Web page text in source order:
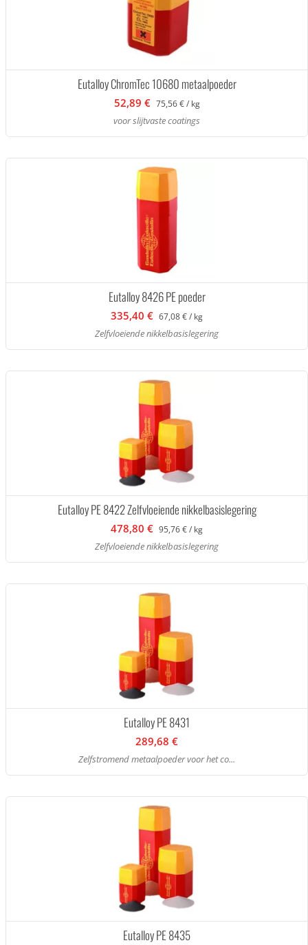
Eutalloy ChromTec 10680 metaalpoeder
52,89 € 75,56 € / kg
voor slijtvaste coatings
Eutalloy 8426 PE poeder
335,40 € 67,08 € / kg
Zelfvloeiende nikkelbasislegering
Eutalloy PE 8422 Zelfvloeiende nikkelbasislegering
478,80 € 95,76 € / kg
Zelfvloeiende nikkelbasislegering
Eutalloy PE 8431
289,68 €
Zelfstromend metaalpoeder voor het co...
Eutalloy PE 8435